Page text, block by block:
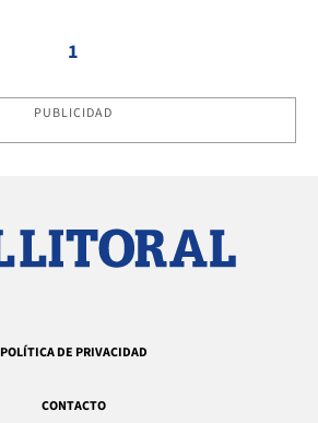
1
PUBLICIDAD
POLÍTICA DE PRIVACIDAD
CONTACTO